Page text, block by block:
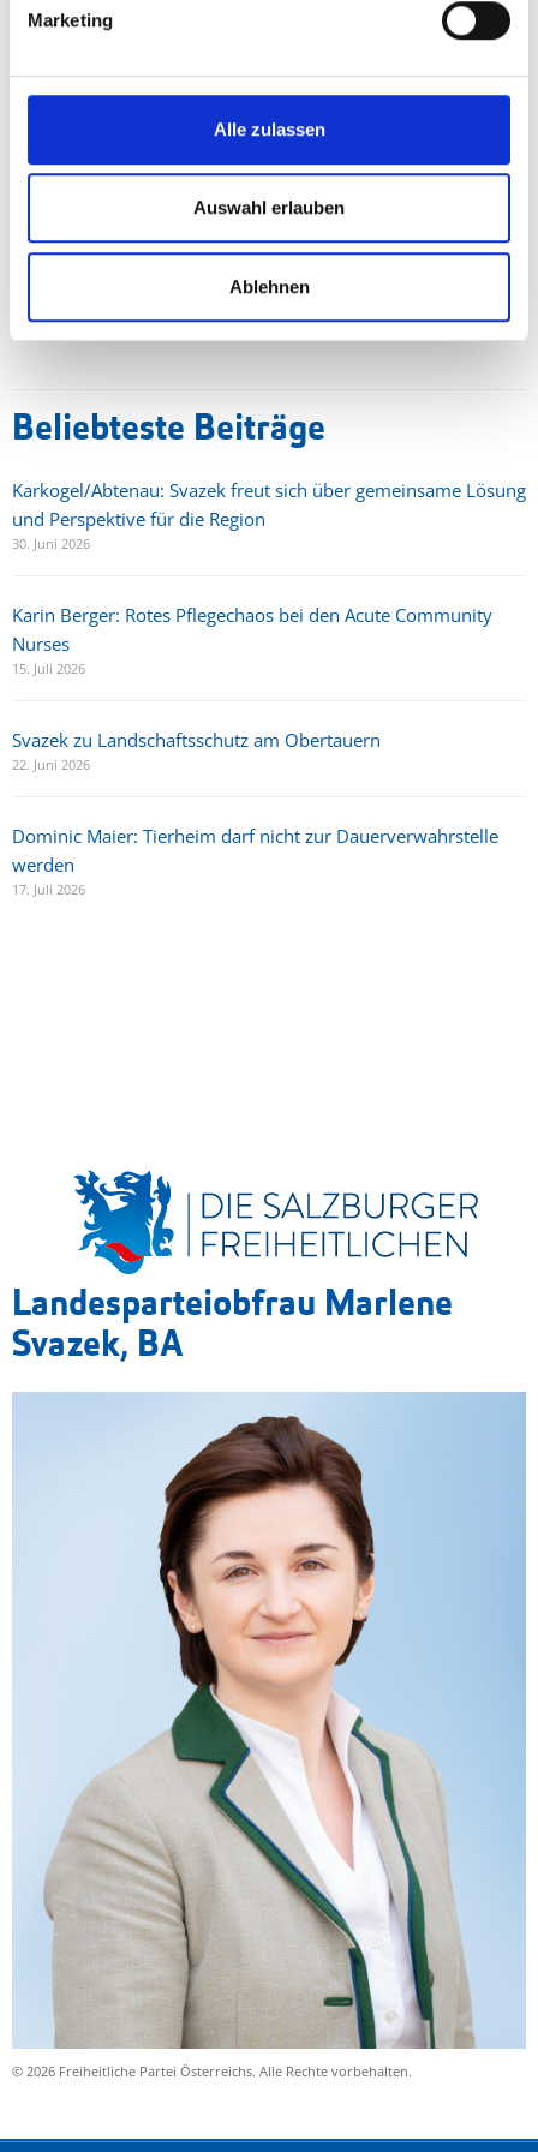
Marketing
Alle zulassen
Auswahl erlauben
Ablehnen
Landesparteiobfrau im Februar 2026 deutlich - ein klarer
zu führen und ein Grund für Salzburgs Freiheitliche für einen
Twitter
Beliebteste Beiträge
Karkogel/Abtenau: Svazek freut sich über gemeinsame Lösung
und Perspektive für die Region
30. Juni 2026
Karin Berger: Rotes Pflegechaos bei den Acute Community
Nurses
15. Juli 2026
Svazek zu Landschaftsschutz am Obertauern
22. Juni 2026
Dominic Maier: Tierheim darf nicht zur Dauerverwahrstelle
werden
17. Juli 2026
Landesparteiobfrau Marlene
Svazek, BA
© 2026 Freiheitliche Partei Österreichs. Alle Rechte vorbehalten.